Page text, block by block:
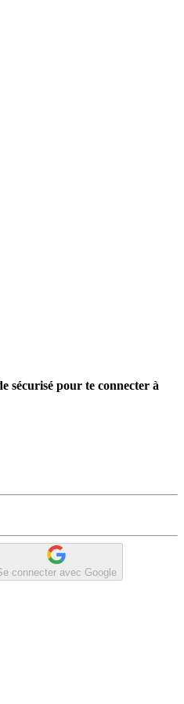
sécurisé pour te connecter à
connecter avec Google